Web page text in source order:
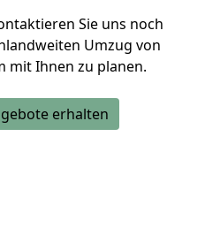
Sie uns noch
Umzug von
mit Ihnen zu planen.
erhalten